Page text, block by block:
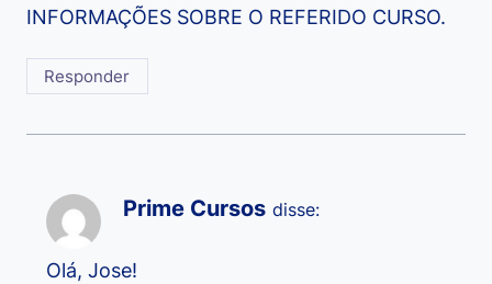
INFORMAÇÕES SOBRE O REFERIDO CURSO.
Responder
Prime Cursos disse:
Olá, Jose!